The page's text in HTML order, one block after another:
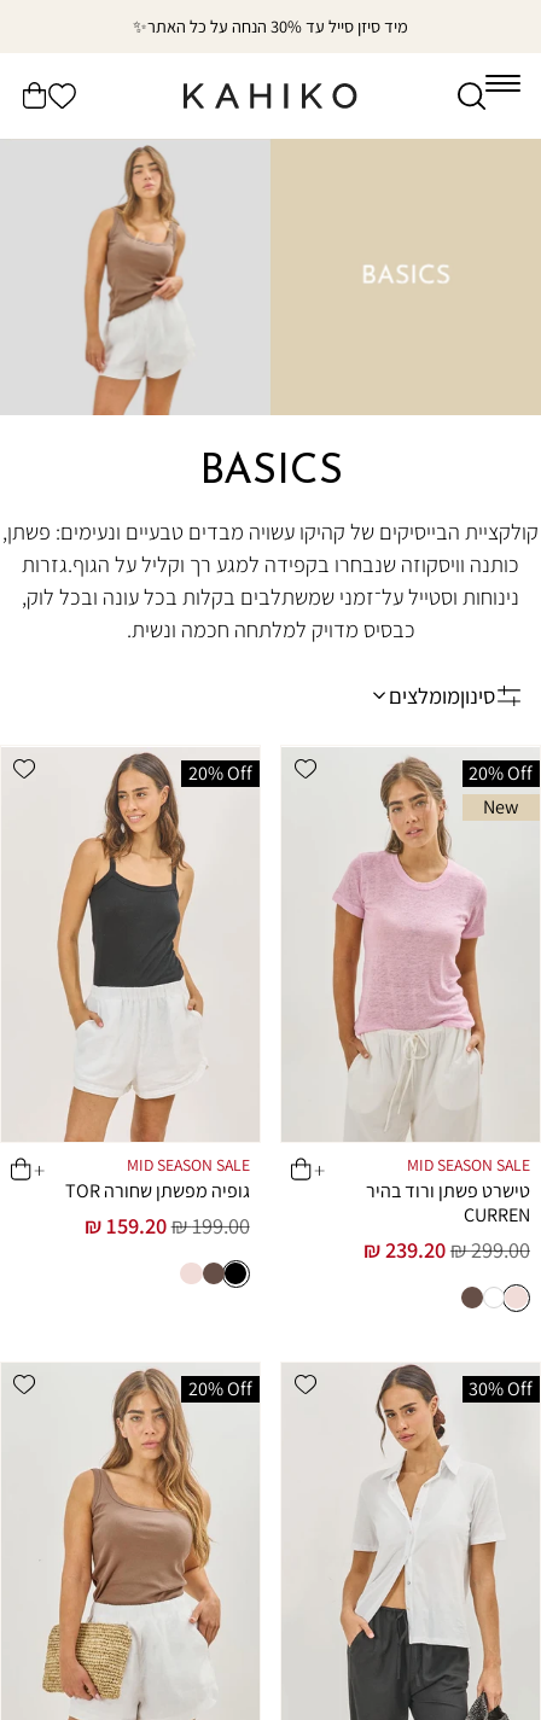
מיד סיזן סייל עד 30% הנחה על כל האתר✨
הרשימה
שלי עֲגָלָה
BASICS
קולקציית הבייסיקים של קהיקו עשויה מבדים טבעיים ונעימים: פשתן,
כותנה וויסקוזה שנבחרו בקפידה למגע רך וקליל על הגוף.גזרות
נינוחות וסטייל על־זמני שמשתלבים בקלות בכל עונה ובכל לוק,
כבסיס מדויק למלתחה חכמה ונשית.
סינון
מיין
מומלצים
Add wishlist
20% Off
New
MID SEASON SALE
טישרט פשתן ורוד בהיר
CURREN
מחיר
רגיל
299.00 ₪
מחיר
מבצע
239.20 ₪
20% Off
MID SEASON SALE
גופיה מפשתן שחורה TOR
מחיר
רגיל
199.00 ₪
מחיר
מבצע
159.20 ₪
Add wishlist 30% Off
20% Off